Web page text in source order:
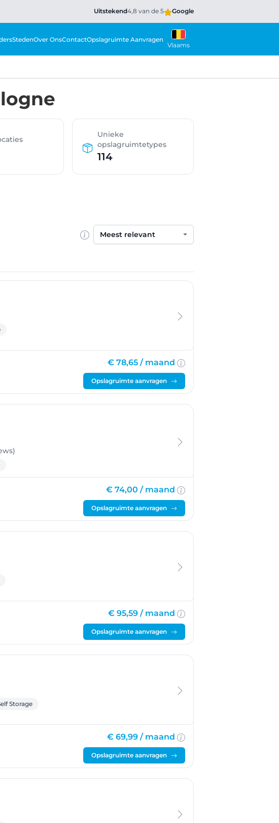
Uitstekend4,8 van de 5 Google
StedenOver OnsContactOpslagruimte Aanvragen
Vlaams
Unieke
opslagruimtetypes
114
Sorteren op
€ 78,65 / maand
Opslagruimte aanvragen
)
€ 74,00 / maand
Opslagruimte aanvragen
€ 95,59 / maand
Opslagruimte aanvragen
Storage
€ 69,99 / maand
Opslagruimte aanvragen